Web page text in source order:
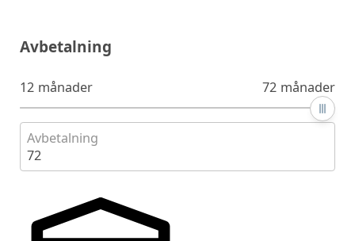
Avbetalning
12 månader 72 månader
Avbetalning
72